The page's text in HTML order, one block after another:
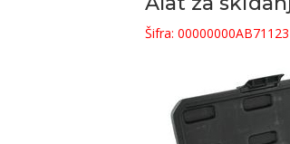
Šifra: 00000000AB71123